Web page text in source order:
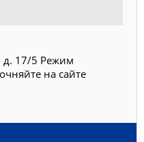
д. 17/5 Режим
на сайте